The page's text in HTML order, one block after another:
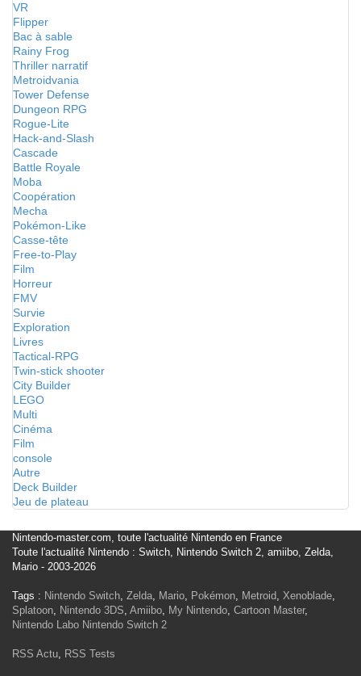
VR
Flipper
Bac à sable
Rainy Frog
Thriller narratif
Metroidvania
Tower Defense
Dungeon RPG
Rogue-Lite
Hack-and-Slash
Cascade
Battle Royale
Moba
Coopération
Mecha
Pokémon-Like
Casse-tête
Free-to-Play
Film
Horreur
FMV
Survie
Exploration
Livres
Tactical-RPG
Twin-stick shooter
City Builder
LEGO
Multi
Cinéma
Film
console
Autre
Deck Builder
Jeu de plateau
Nintendo-master.com, toute l'actualité Nintendo en France
Toute l'actualité Nintendo : Switch, Nintendo Switch 2, amiibo, Zelda,
Mario - 2003-2026
Tags : Nintendo Switch, Zelda, Mario, Pokémon, Metroid, Xenoblade,
Splatoon, Nintendo 3DS, Amiibo, My Nintendo, Cartoon Master,
Nintendo Labo Nintendo Switch 2
RSS Actu, RSS Tests